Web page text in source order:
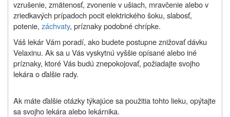
vzrušenie, zmätenosť, zvonenie v ušiach, mravčenie alebo v
zriedkavých prípadoch pocit elektrického šoku, slabosť,
potenie, záchvaty, príznaky podobné chrípke.
Váš lekár Vám poradí, ako budete postupne znižovať dávku
Velaxinu. Ak sa u Vás vyskytnú vyššie opísané alebo iné
príznaky, ktoré Vás budú znepokojovať, požiadajte svojho
lekára o ďalšie rady.
Ak máte ďalšie otázky týkajúce sa použitia tohto lieku, opýtajte
sa svojho lekára alebo lekárnika.